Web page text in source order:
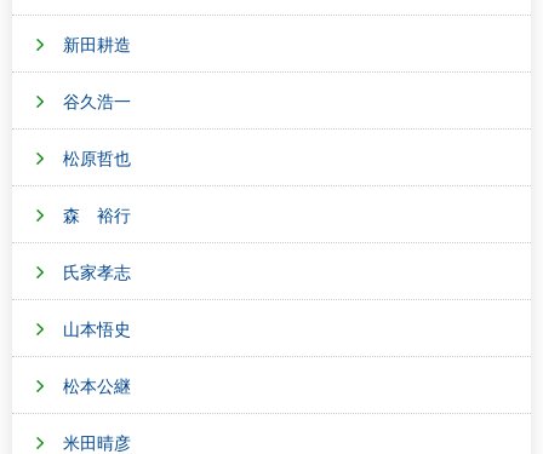
新田耕造
谷久浩一
松原哲也
森 裕行
氏家孝志
山本悟史
松本公継
米田晴彦